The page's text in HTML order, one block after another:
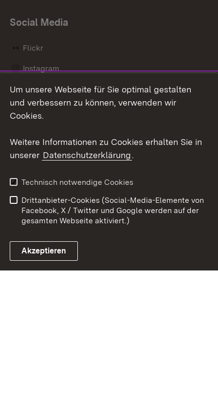
Social Media
Flickr
Instagram
Social Wall
Link zum Landesportal
Barrierefreiheit
Benutzungshinweise
Impressum
Cookies
Um unsere Webseite für Sie optimal gestalten
und verbessern zu können, verwenden wir
Cookies.
Weitere Informationen zu Cookies erhalten Sie in
unserer Datenschutzerklärung.
Technisch notwendige Cookies
Drittanbieter-Cookies (Social-Media-Elemente von
Facebook, X / Twitter und Google werden auf der
gesamten Webseite aktiviert.)
Akzeptieren